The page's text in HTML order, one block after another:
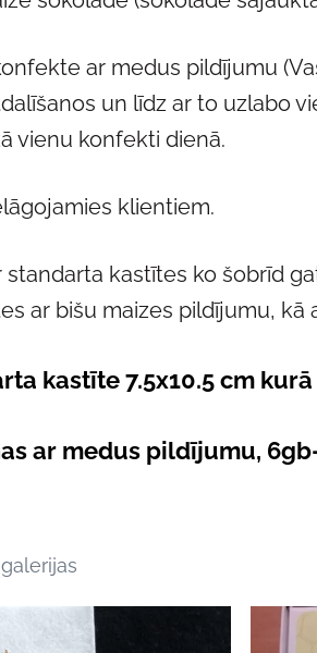
ar medus pildījumu
un līdz ar to uzlabo
vienu konfekti dienā.
klientiem.
standarta kastītes ko šobrīd
ar bišu maizes pildījumu,
kastīte 7.5x10.5 cm
ar medus pildījumu,